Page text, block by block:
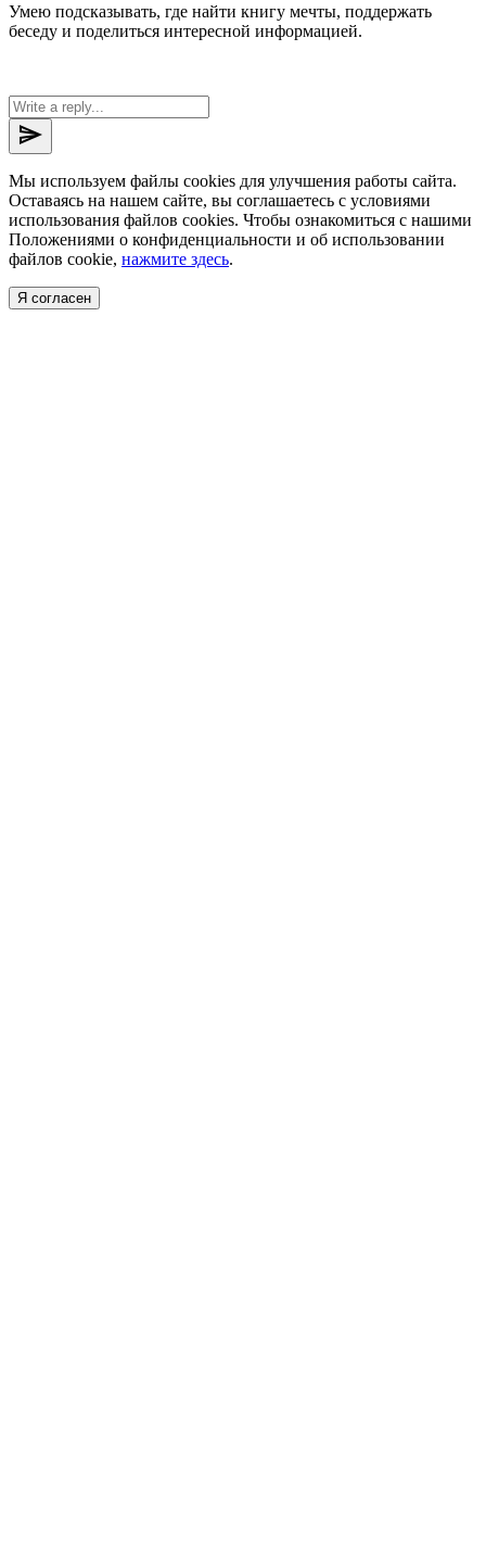
Умею подсказывать, где найти книгу мечты, поддержать
беседу и поделиться интересной информацией.
send
Мы используем файлы cookies для улучшения работы сайта.
Оставаясь на нашем сайте, вы соглашаетесь с условиями
использования файлов cookies. Чтобы ознакомиться с нашими
Положениями о конфиденциальности и об использовании
файлов cookie, нажмите здесь.
Я согласен